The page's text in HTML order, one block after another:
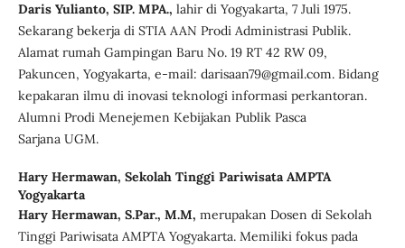
Daris Yulianto, SIP. MPA., lahir di Yogyakarta, 7 Juli 1975.
Sekarang bekerja di STIA AAN Prodi Administrasi Publik.
Alamat rumah Gampingan Baru No. 19 RT 42 RW 09,
Pakuncen, Yogyakarta, e-mail: darisaan79@gmail.com. Bidang
kepakaran ilmu di inovasi teknologi informasi perkantoran.
Alumni Prodi Menejemen Kebijakan Publik Pasca
Sarjana UGM.
Hary Hermawan, Sekolah Tinggi Pariwisata AMPTA
Yogyakarta
Hary Hermawan, S.Par., M.M, merupakan Dosen di Sekolah
Tinggi Pariwisata AMPTA Yogyakarta. Memiliki fokus pada